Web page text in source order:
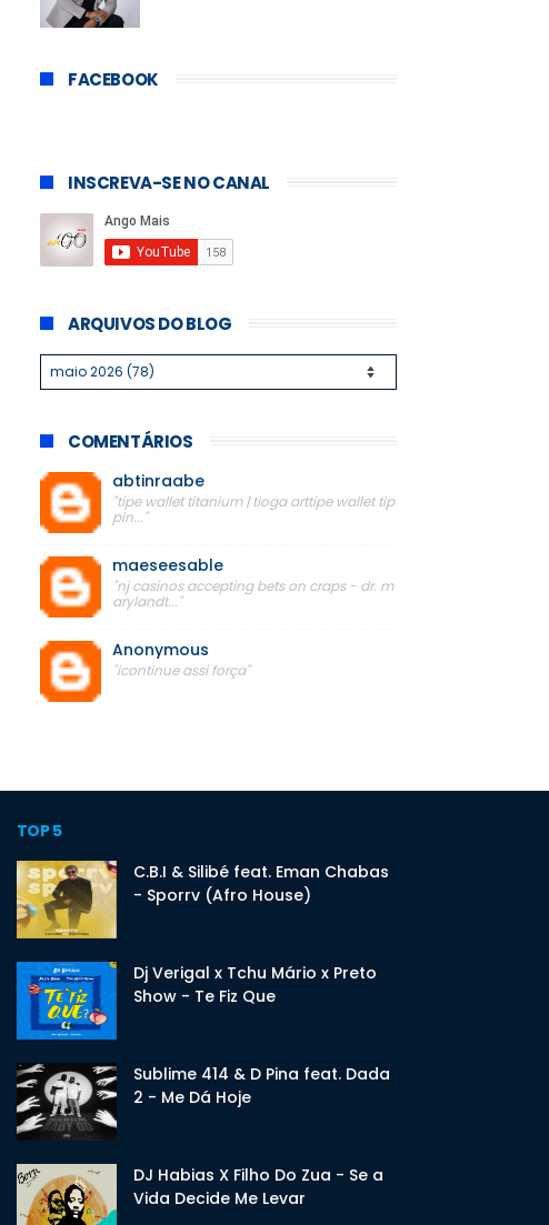
FACEBOOK
INSCREVA-SE NO CANAL
ARQUIVOS DO BLOG
COMENTÁRIOS
abtinraabe
"tipe wallet titanium | tioga arttipe wallet tip
pin..."
maeseesable
"nj casinos accepting bets on craps - dr. m
arylandt..."
Anonymous
"icontinue assi força"
TOP 5
C.B.I & Silibé feat. Eman Chabas
- Sporrv (Afro House)
Dj Verigal x Tchu Mário x Preto
Show - Te Fiz Que
Sublime 414 & D Pina feat. Dada
2 - Me Dá Hoje
DJ Habias X Filho Do Zua - Se a
Vida Decide Me Levar